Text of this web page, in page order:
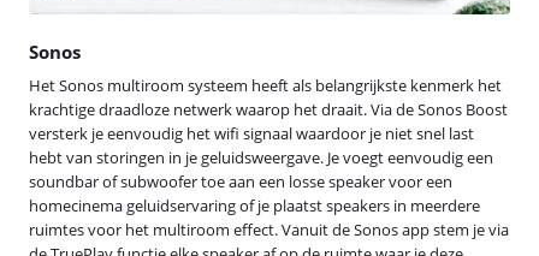
Sonos
Het Sonos multiroom systeem heeft als belangrijkste kenmerk het
krachtige draadloze netwerk waarop het draait. Via de Sonos Boost
versterk je eenvoudig het wifi signaal waardoor je niet snel last
hebt van storingen in je geluidsweergave. Je voegt eenvoudig een
soundbar of subwoofer toe aan een losse speaker voor een
homecinema geluidservaring of je plaatst speakers in meerdere
ruimtes voor het multiroom effect. Vanuit de Sonos app stem je via